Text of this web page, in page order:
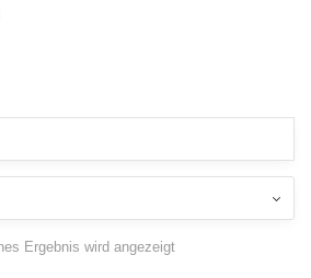
Ergebnis wird angezeigt